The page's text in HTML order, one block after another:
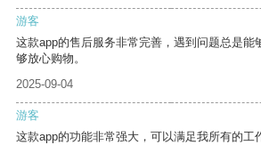
游客
这款app的售后服务非常完善，遇到问题总是能
够放心购物。
2025-09-04
游客
这款app的功能非常强大，可以满足我所有的工